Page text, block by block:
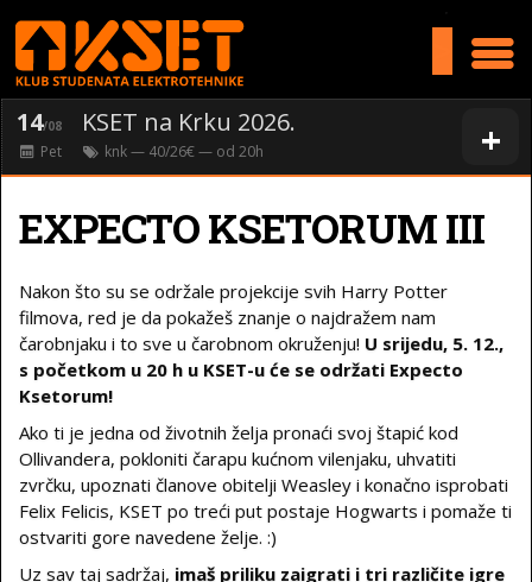
+
14/08 KSET na Krku 2026.
Pet knk— 40/26€ — od 20h
EXPECTO KSETORUM III
Nakon što su se održale projekcije svih Harry Potter
filmova, red je da pokažeš znanje o najdražem nam
čarobnjaku i to sve u čarobnom okruženju! U srijedu, 5. 12.,
s početkom u 20 h u KSET-u će se održati Expecto
Ksetorum!
Ako ti je jedna od životnih želja pronaći svoj štapić kod
Ollivandera, pokloniti čarapu kućnom vilenjaku, uhvatiti
zvrčku, upoznati članove obitelji Weasley i konačno isprobati
Felix Felicis, KSET po treći put postaje Hogwarts i pomaže ti
ostvariti gore navedene želje. :)
Uz sav taj sadržaj, imaš priliku zaigrati i tri različite igre